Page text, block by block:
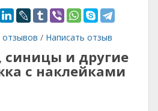
отзывов / Написать отзыв
и другие
с наклейками